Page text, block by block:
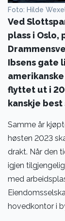
Foto: Hilde
Ved
plass i
Ibsens gate
flyttet ut i
kanskje
Samme år
høsten 2023
drakt. Når den
igjen
med
hovedkontor i